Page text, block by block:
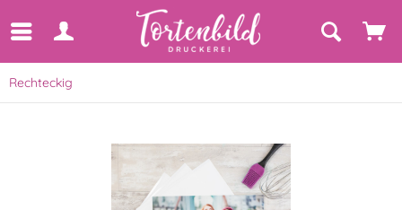
Rechteckig